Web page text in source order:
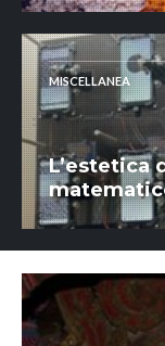
MISCELLANEA
L’estetica